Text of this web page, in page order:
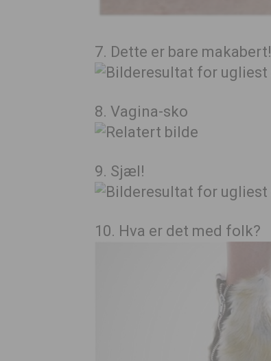
7. Dette er bare makabert!
8. Vagina-sko
9. Sjæl!
10. Hva er det med folk?